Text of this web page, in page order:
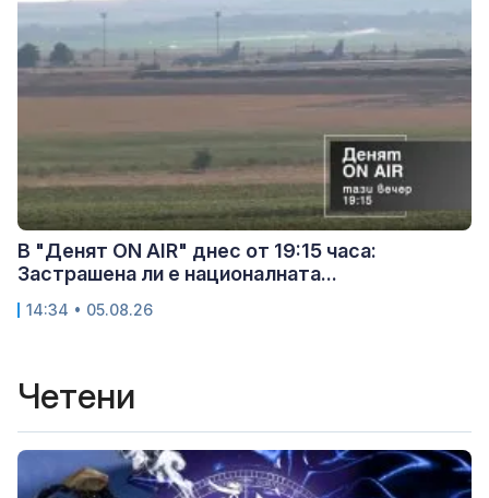
В "Денят ON AIR" днес от 19:15 часа:
Застрашена ли е националната...
14:34 • 05.08.26
Четени